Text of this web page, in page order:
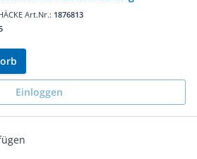
Art.Nr.: 1876813
Einloggen